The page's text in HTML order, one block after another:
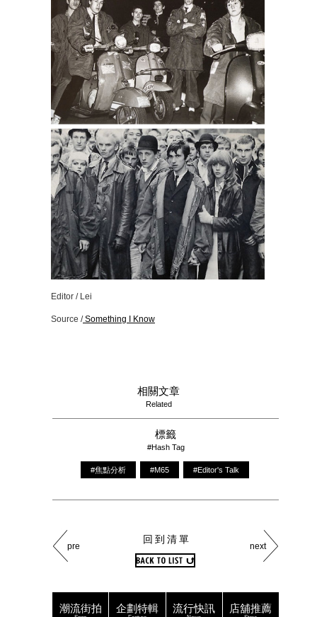
Editor / Lei
Source /Something I Know
相關文章
Related
標籤
#Hash Tag
#焦點分析 #M65 #Editor's Talk
pre next
回到清單
潮流街拍 企劃特輯 流行快訊 店舖推薦